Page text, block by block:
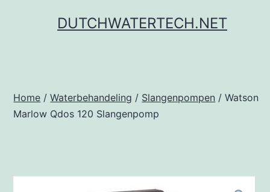
DUTCHWATERTECH.NET
Home /Waterbehandeling / Slangenpompen / Watson
Marlow Qdos 120 Slangenpomp